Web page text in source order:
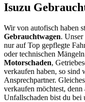
Isuzu
Wir von autofisch haben
Gebrauchtwagen.
nur auf Top gepflegte
oder technischen
Motorschaden,
verkaufen haben, so sind
Ansprechpartner.
verkaufen möchtest,
Unfallschaden bist du bei